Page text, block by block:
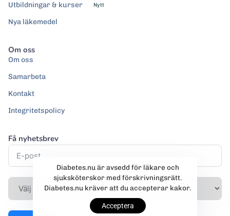
Utbildningar & kurser
Nytt
Nya läkemedel
Om oss
Om oss
Samarbeta
Kontakt
Integritetspolicy
Få nyhetsbrev
Diabetes.nu är avsedd för läkare och
sjuksköterskor med förskrivningsrätt.
Diabetes.nu kräver att du accepterar kakor.
Acceptera